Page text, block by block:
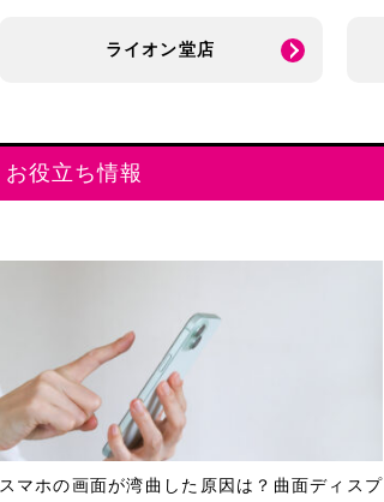
ライオン堂店
お役立ち情報
スマホの画面が湾曲した原因は？曲面ディスプ